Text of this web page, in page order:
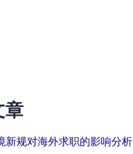
章
新规对海外求职的影响分析